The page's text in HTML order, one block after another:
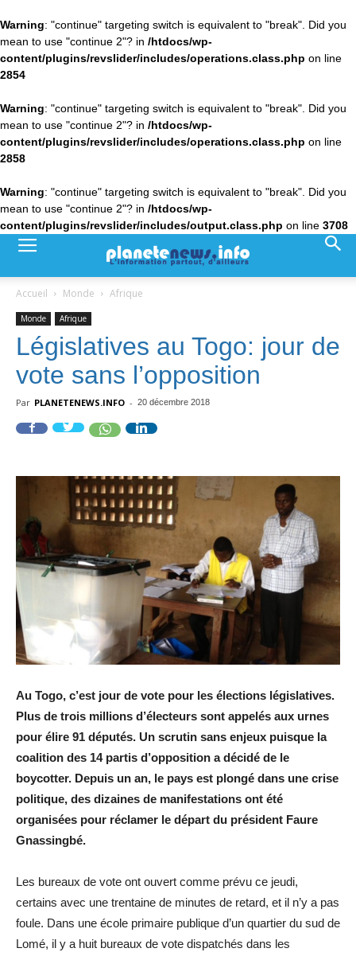
Warning: "continue" targeting switch is equivalent to "break". Did you
mean to use "continue 2"? in /htdocs/wp-
content/plugins/revslider/includes/operations.class.php on line
2854
Warning: "continue" targeting switch is equivalent to "break". Did you
mean to use "continue 2"? in /htdocs/wp-
content/plugins/revslider/includes/operations.class.php on line
2858
Warning: "continue" targeting switch is equivalent to "break". Did you
mean to use "continue 2"? in /htdocs/wp-
content/plugins/revslider/includes/output.class.php on line 3708
Accueil Monde Afrique
Monde Afrique
Législatives au Togo: jour de
vote sans l’opposition
Par PLANETENEWS.INFO - 20 décembre 2018
Au Togo, c’est jour de vote pour les élections législatives.
Plus de trois millions d’électeurs sont appelés aux urnes
pour élire 91 députés. Un scrutin sans enjeux puisque la
coalition des 14 partis d’opposition a décidé de le
boycotter. Depuis un an, le pays est plongé dans une crise
politique, des dizaines de manifestations ont été
organisées pour réclamer le départ du président Faure
Gnassingbé.
Les bureaux de vote ont ouvert comme prévu ce jeudi,
certains avec une trentaine de minutes de retard, et il n’y a pas
foule. Dans une école primaire publique d’un quartier du sud de
Lomé, il y a huit bureaux de vote dispatchés dans les